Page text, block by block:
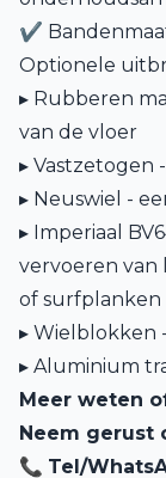
✔
Optionele
▸ Rubberen
van de vloer
▸ Vastzetogen
▸ Neuswiel -
▸ Imperiaal
vervoeren van
of surfplanken
▸ Wielblokken
▸ Aluminium
Meer weten
Neem gerust
📞 Tel/